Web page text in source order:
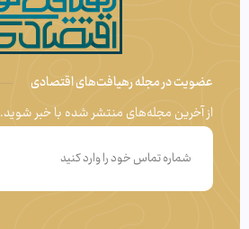
عضویت در مجله رهیافت‌های اقتصادی
از آخرین مجله‌های منتشر شده با خبر شوید.